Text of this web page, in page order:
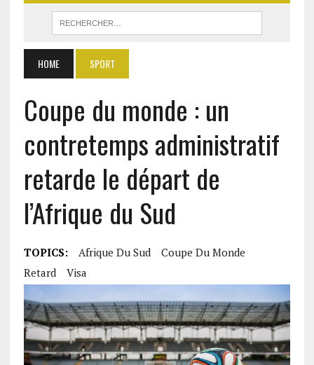
HOME SPORT
Coupe du monde : un
contretemps administratif
retarde le départ de
l’Afrique du Sud
TOPICS: Afrique Du Sud
Coupe Du Monde
Retard
Visa